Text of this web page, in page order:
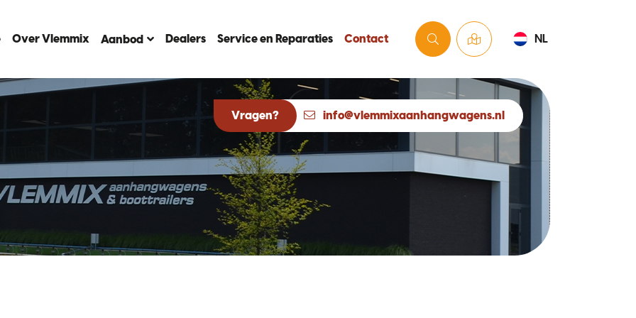
Over Vlemmix Aanbod Dealers Service en Reparaties Contact NL
Vragen? info@vlemmixaanhangwagens.nl